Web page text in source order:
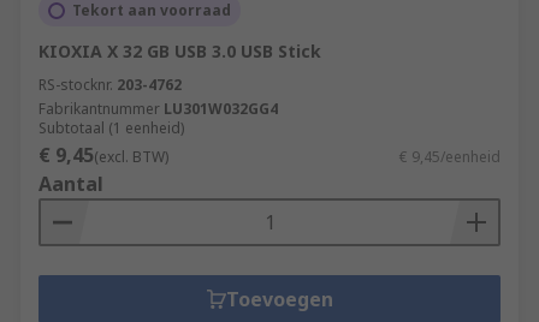
Tekort aan voorraad
KIOXIA X 32 GB USB 3.0 USB Stick
RS-stocknr. 203-4762
Fabrikantnummer LU301W032GG4
Subtotaal (1 eenheid)
€ 9,45(excl. BTW) € 9,45/eenheid
Aantal
Toevoegen